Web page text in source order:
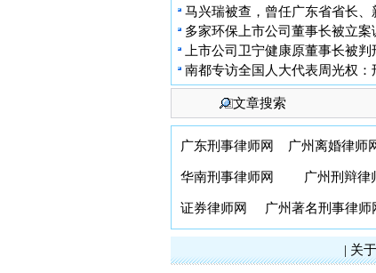
马兴瑞被查，曾任广东省省长、
多家环保上市公司董事长被立案
上市公司卫宁健康原董事长被判
南都专访全国人大代表周光权：
文章搜索
广东刑事律师网 广州离婚律师
华南刑事律师网 广州刑辩律
证券律师网 广州著名刑事律师
| 关